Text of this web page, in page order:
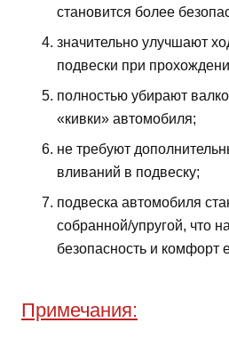
становится более
значительно улучшают
подвески при
полностью убирают
«кивки» автомобиля;
не требуют
вливаний в подвеску;
подвеска автомобиля
собранной/упругой, что
безопасность и комфорт
Примечания: